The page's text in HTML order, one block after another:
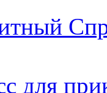
для